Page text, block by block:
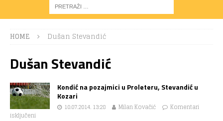
HOME Dušan Stevandić
Dušan Stevandić
Kondić na pozajmici u Proleteru, Stevandić u
Kozari
10.07.2014. 13:28 Milan Kovačić
Komentari
isključeni